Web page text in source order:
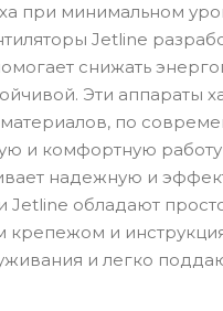
при минимальном
Jetline
снижать
Эти аппараты
по
и комфортную
надежную и
обладают
и
и легко